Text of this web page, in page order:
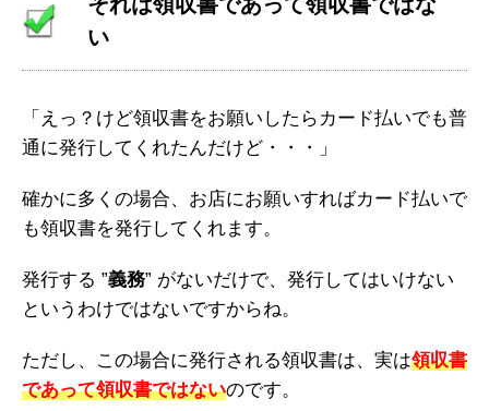
い
「えっ？けど領収書をお願いしたらカード払いでも普
通に発行してくれたんだけど・・・」
確かに多くの場合、お店にお願いすればカード払いで
も領収書を発行してくれます。
発行する ”義務” がないだけで、発行してはいけない
というわけではないですからね。
ただし、この場合に発行される領収書は、実は領収書
であって領収書ではないのです。